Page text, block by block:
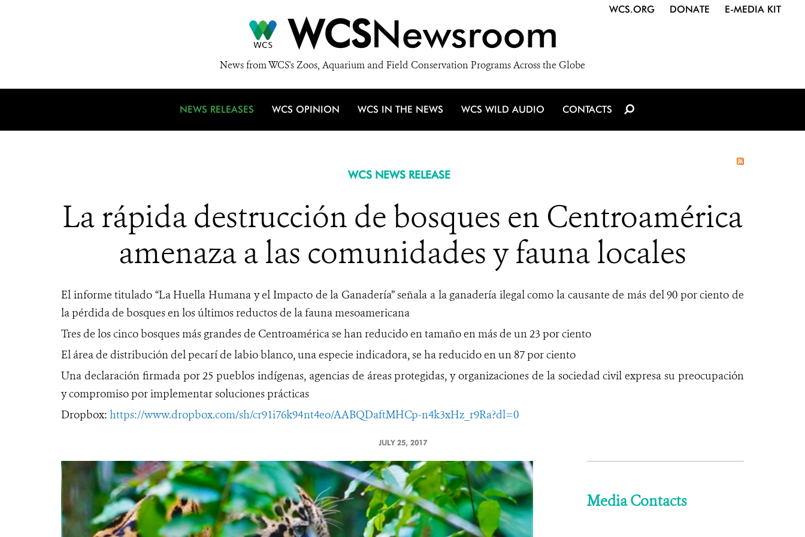
WCSNewsroom
News from WCS's Zoos, Aquarium and Field Conservation Programs Across the Globe
WCS.ORG DONATE E-MEDIA KIT
NEWS RELEASES WCS OPINION WCS IN THE NEWS WCS WILD AUDIO CONTACTS
WCS NEWS RELEASE
La rápida destrucción de bosques en Centroamérica
amenaza a las comunidades y fauna locales
El informe titulado “La Huella Humana y el Impacto de la Ganadería” señala a la ganadería ilegal como la causante de más del 90 por ciento de
la pérdida de bosques en los últimos reductos de la fauna mesoamericana
Tres de los cinco bosques más grandes de Centroamérica se han reducido en tamaño en más de un 23 por ciento
El área de distribución del pecarí de labio blanco, una especie indicadora, se ha reducido en un 87 por ciento
Una declaración firmada por 25 pueblos indígenas, agencias de áreas protegidas, y organizaciones de la sociedad civil expresa su preocupación
y compromiso por implementar soluciones prácticas
Dropbox: https://www.dropbox.com/sh/cr91i76k94nt4eo/AABQDaftMHCp-n4k3xHz_r9Ra?dl=0
JULY 25, 2017
Media Contacts